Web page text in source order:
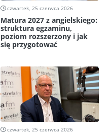
czwartek, 25 czerwca 2026
Matura 2027 z angielskiego:
struktura egzaminu,
poziom rozszerzony i jak
się przygotować
czwartek, 25 czerwca 2026